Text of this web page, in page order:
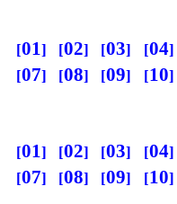
01 02 03 04
07
08 09 10
01 02 03 04
07
08 09 10